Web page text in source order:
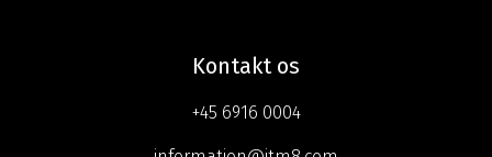
Kontakt os
+45 6916 0004